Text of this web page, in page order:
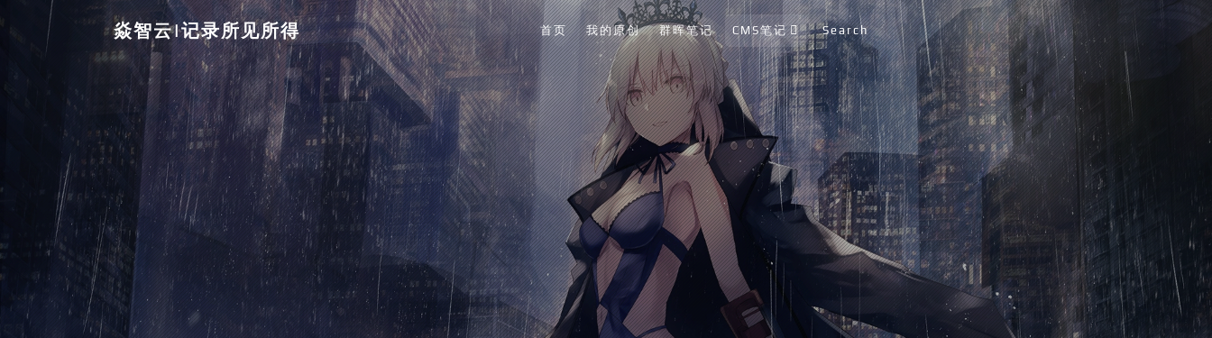
焱智云|记录所见所得 首页 我的原创 群晖笔记 CMS笔记 Search